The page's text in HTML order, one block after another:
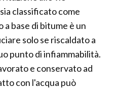
classificato come
base di bitume è un
solo se riscaldato a
punto di infiammabilità.
e conservato ad
con l'acqua può